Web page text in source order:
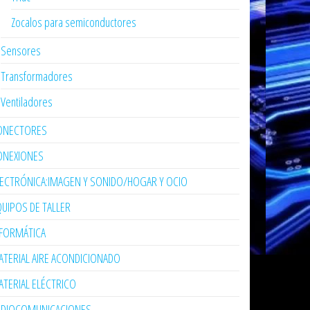
Zocalos para semiconductores
Sensores
Transformadores
Ventiladores
Y SONIDO/HOGAR Y OCIO
DE TALLER
AIRE ACONDICIONADO
ELÉCTRICO